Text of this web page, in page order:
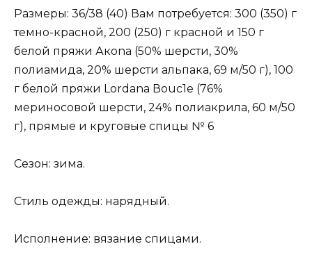
Размеры: 36/38 (40) Вам потребуется: 300 (350) г
темно-красной, 200 (250) г красной и 150 г
белой пряжи Акоnа (50% шерсти, 30%
полиамида, 20% шерсти альпака, 69 м/50 г), 100
г белой пряжи Lordana Воuс1е (76%
мериносовой шерсти, 24% полиакрила, 60 м/50
г), прямые и круговые спицы № 6
Сезон: зима.
Стиль одежды: нарядный.
Исполнение: вязание спицами.